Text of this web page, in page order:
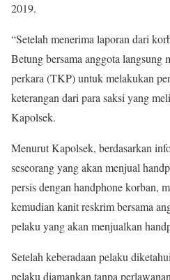
2019.
“Setelah menerima laporan dari
Betung bersama anggota langsung
perkara (TKP) untuk melakukan
keterangan dari para saksi yang
Kapolsek.
Menurut Kapolsek, berdasarkan
seseorang yang akan menjual
persis dengan handphone korban,
kemudian kanit reskrim bersama
pelaku yang akan menjualkan
Setelah keberadaan pelaku
pelaku diamankan tanpa